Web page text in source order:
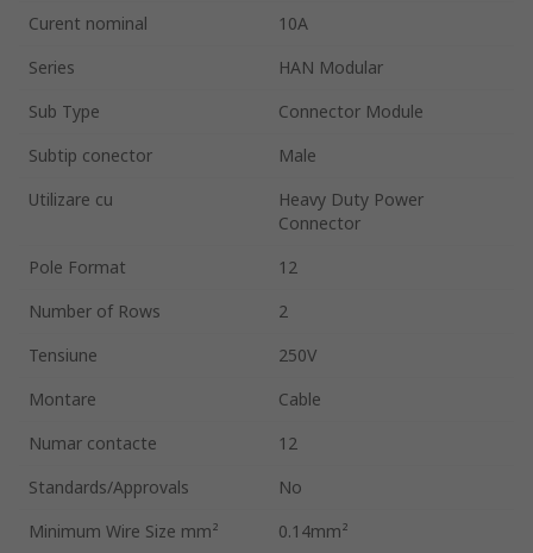
Curent nominal
10A
Series
HAN Modular
Sub Type
Connector Module
Subtip conector
Male
Utilizare cu
Heavy Duty Power
Connector
Pole Format
12
Number of Rows
2
Tensiune
250V
Montare
Cable
Numar contacte
12
Standards/Approvals
No
Minimum Wire Size mm²
0.14mm²